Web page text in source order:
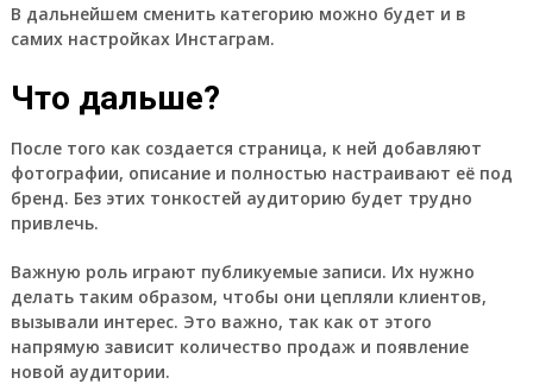
В дальнейшем сменить категорию можно будет и в
самих настройках Инстаграм.
Что дальше?
После того как создается страница, к ней добавляют
фотографии, описание и полностью настраивают её под
бренд. Без этих тонкостей аудиторию будет трудно
привлечь.
Важную роль играют публикуемые записи. Их нужно
делать таким образом, чтобы они цепляли клиентов,
вызывали интерес. Это важно, так как от этого
напрямую зависит количество продаж и появление
новой аудитории.